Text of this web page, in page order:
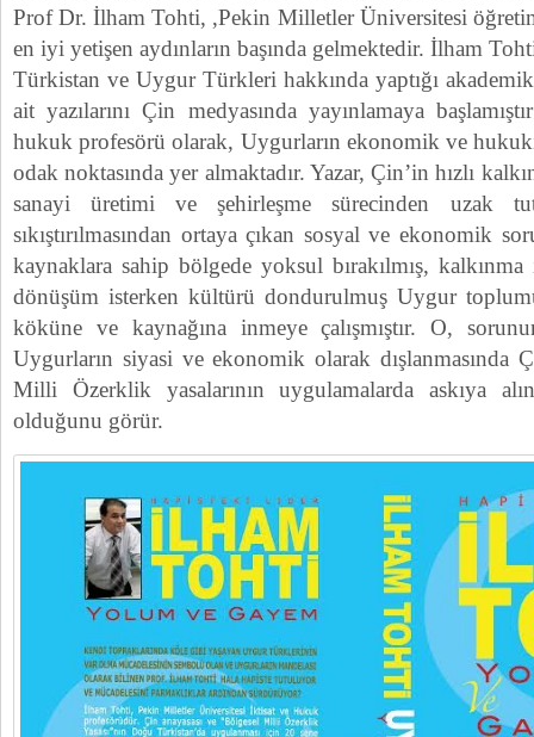
Prof Dr. İlham Tohti, ,Pekin Milletler Üniversitesi
en iyi yetişen aydınların başında gelmektedir. İlham
Türkistan ve Uygur Türkleri hakkında yaptığı akademik
ait yazılarını Çin medyasında yayınlamaya
hukuk profesörü olarak, Uygurların ekonomik ve hukuki
odak noktasında yer almaktadır. Yazar, Çin’in hızlı
sanayi üretimi ve şehirleşme sürecinden uzak
sıkıştırılmasından ortaya çıkan sosyal ve ekonomik
kaynaklara sahip bölgede yoksul bırakılmış,
dönüşüm isterken kültürü dondurulmuş Uygur
köküne ve kaynağına inmeye çalışmıştır. O,
Uygurların siyasi ve ekonomik olarak dışlanmasında
Milli Özerklik yasalarının uygulamalarda askıya
olduğunu görür.